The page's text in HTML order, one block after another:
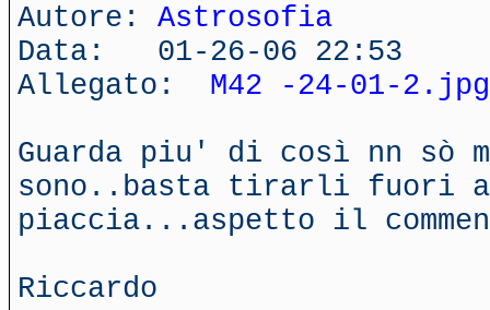
Autore: Astrosofia
Data: 01-26-06 22:53
Allegato: M42 -24-01-2.jpg
Guarda piu' di così nn
sono..basta tirarli fuori
piaccia...aspetto il
Riccardo